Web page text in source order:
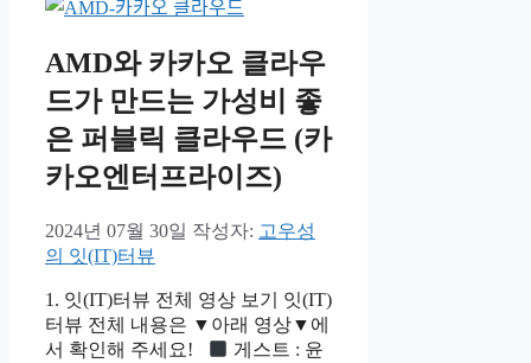
AMD와 카카오 클라우
드가 만드는 가성비 좋
은 퍼블릭 클라우드 (카
카오엔터프라이즈)
2024년 07월 30일 작성자: 고우성
의 잇(IT)터뷰
1. 잇(IT)터뷰 전체 영상 보기 잇(IT)
터뷰 전체 내용은 ▼아래 영상▼에
서 확인해 주세요!
게스트 : 윤